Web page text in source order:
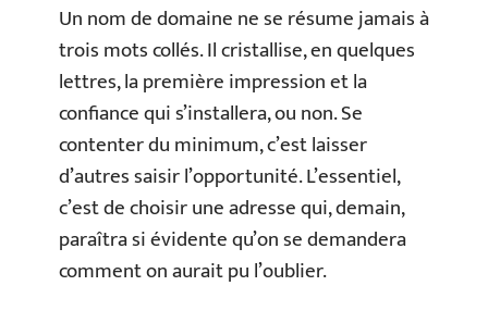
Un nom de domaine ne se résume jamais à
trois mots collés. Il cristallise, en quelques
lettres, la première impression et la
confiance qui s’installera, ou non. Se
contenter du minimum, c’est laisser
d’autres saisir l’opportunité. L’essentiel,
c’est de choisir une adresse qui, demain,
paraîtra si évidente qu’on se demandera
comment on aurait pu l’oublier.